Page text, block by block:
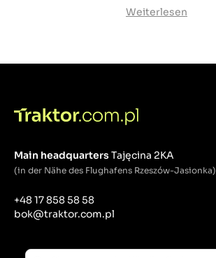
Fahrzeugs zu gewährleisten.
Weiterlesen
Main headquartersTajęcina 2KA
(in der Nähe des Flughafens Rzeszów-Jasionka)
+48 17 858 58 58
bok@traktor.com.pl